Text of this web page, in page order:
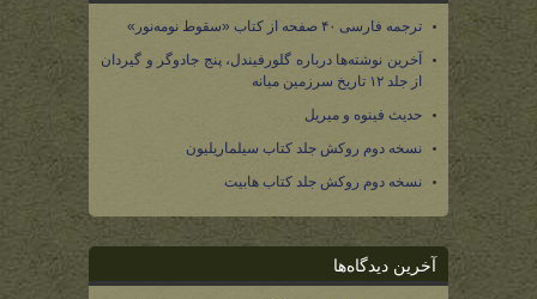
ترجمه فارسی ۴۰ صفحه از کتاب «سقوط نومه‌نور»
آخرین نوشته‌ها درباره گلورفیندل، پنج جادوگر و گیردان
از جلد ۱۲ تاریخ سرزمین میانه
حدیث فینوه و میریل
نسخه دوم روکش جلد کتاب سیلماریلیون
نسخه دوم روکش جلد کتاب هابیت
آخرین دیدگاه‌ها